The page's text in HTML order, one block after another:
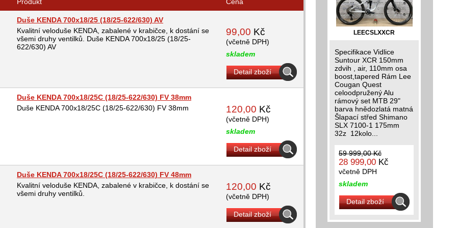
Duše KENDA 700x18/25 (18/25-622/630) AV
Kvalitní veloduše KENDA, zabalené v krabičce, k dostání se
všemi druhy ventilků. Duše KENDA 700x18/25 (18/25-
622/630) AV
99,00 Kč
(včetně DPH)
skladem
Detail zboží
Duše KENDA 700x18/25C (18/25-622/630) FV 38mm
Duše KENDA 700x18/25C (18/25-622/630) FV 38mm
120,00 Kč
(včetně DPH)
skladem
Detail zboží
Duše KENDA 700x18/25C (18/25-622/630) FV 48mm
Kvalitní veloduše KENDA, zabalené v krabičce, k dostání se
všemi druhy ventilků.
120,00 Kč
(včetně DPH)
Detail zboží
LEECSLXXCR
Specifikace Vidlice
Suntour XCR 150mm
zdvih , air, 110mm osa
boost,tapered Rám Lee
Cougan Quest
celoodpružený Alu
rámový set MTB 29"
barva hnědozlatá matná
Šlapací střed Shimano
SLX 7100-1 175mm
32z 12kolo...
59 999,00 Kč
28 999,00 Kč
včetně DPH
skladem
Detail zboží